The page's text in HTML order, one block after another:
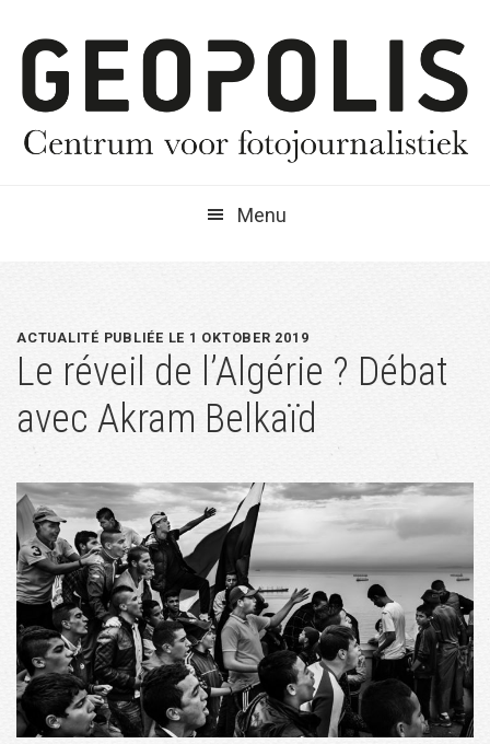
naar
hoofdnavigatie
naar
hoofd
inhoud
naar
eerste
sidebar
Menu
ACTUALITÉ PUBLIÉE LE 1 OKTOBER 2019
Le réveil de l’Algérie ? Débat
avec Akram Belkaïd